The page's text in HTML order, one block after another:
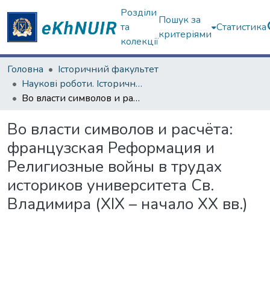
Розділи
та
колекції
Пошук за
критеріями
Статистика
Головна
Історичний факультет
Наукові роботи. Історичний факультет
Во власти символов и расчёта: французская Реформация и Религиозные войны в трудах историков университета Св. Владимира (XIX – начало XX вв.)
Во власти символов и расчёта:
французская Реформация и
Религиозные войны в трудах
историков университета Св.
Владимира (XIX – начало XX вв.)